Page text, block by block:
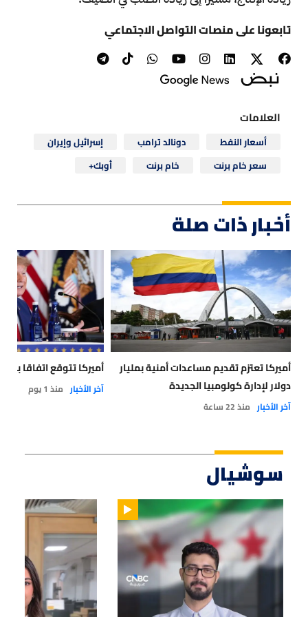
تابعونا على منصات التواصل الاجتماعي
العلامات
أسعار النفط دونالد ترامب
إسرائيل وإيران
سعر خام برنت
خام برنت أوبك+
أخبار ذات صلة
أميركا تعتزم تقديم مساعدات أمنية بمليار
دولار لإدارة كولومبيا الجديدة
آخر الأخبار منذ 22 ساعة
أميركا تتوقع اتفاقا
آخر الأخبار منذ 1 يوم
سوشيال